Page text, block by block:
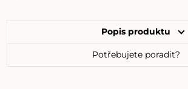
Popis produktu
Potřebujete poradit?